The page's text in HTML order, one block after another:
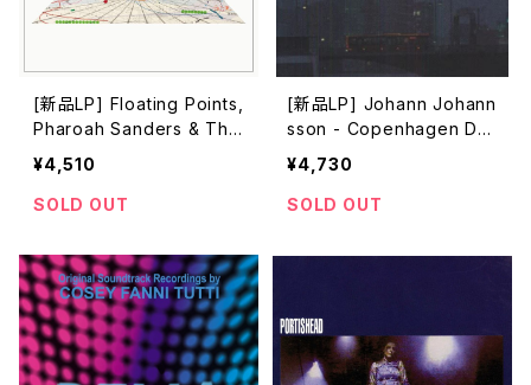
[新品LP] Floating Points,
Pharoah Sanders & The
London Symphony Orch
estra - Promises (140G)
¥4,510
SOLD OUT
[新品LP] Johann Johann
sson - Copenhagen Dre
ams
¥4,730
SOLD OUT